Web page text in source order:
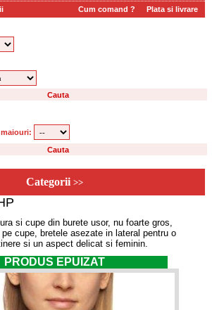
Cum comand ? Plata si livrare
Categorii >>
si cupe din burete usor, nu foarte gros,
pe cupe, bretele asezate in lateral pentru o
si un aspect delicat si feminin.
PRODUS EPUIZAT